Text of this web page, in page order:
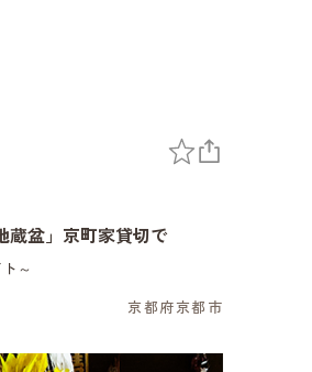
蔵盆」京町家貸切で
～
京都府京都市